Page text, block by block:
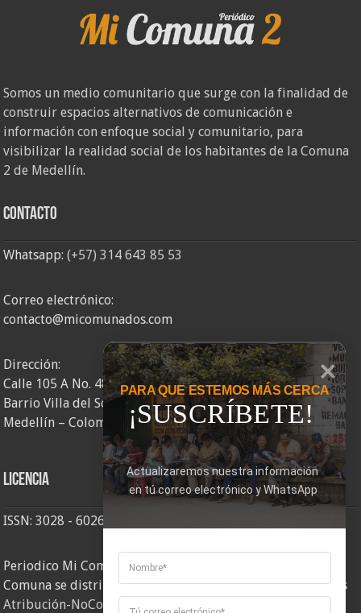
Somos un medio comunitario que surge con la finalidad de
construir espacios alternativos de comunicación e
información con enfoque social y comunitario, para
visibilizar la realidad social de los habitantes de la Comuna
2 de Medellín.
Contacto
Whatsapp:(+57) 314 643 85 53
Correo electrónico:
contacto@micomunados.com
Dirección:
Calle 105 A No. 48AA – 58
Barrio Villa del Socorro
Medellín – Colombia
Licencia
ISSN: 3028 - 6026
Periodico Mi Comuna 2, elaborado por Corporación Mi
Comuna se distribuye bajo unaLicencia Creative Commons
Atribución-NoComercial-CompartirIgual 4.0 Internacional
PARA QUE ESTEMOS MÁS CERCA
¡SUSCRÍBETE!
Actualizaremos nuestra información
en tú correo electrónico y WhatsApp